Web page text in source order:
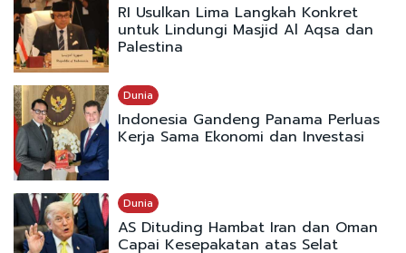
RI Usulkan Lima Langkah Konkret
untuk Lindungi Masjid Al Aqsa dan
Palestina
Dunia
Indonesia Gandeng Panama Perluas
Kerja Sama Ekonomi dan Investasi
Dunia
AS Dituding Hambat Iran dan Oman
Capai Kesepakatan atas Selat